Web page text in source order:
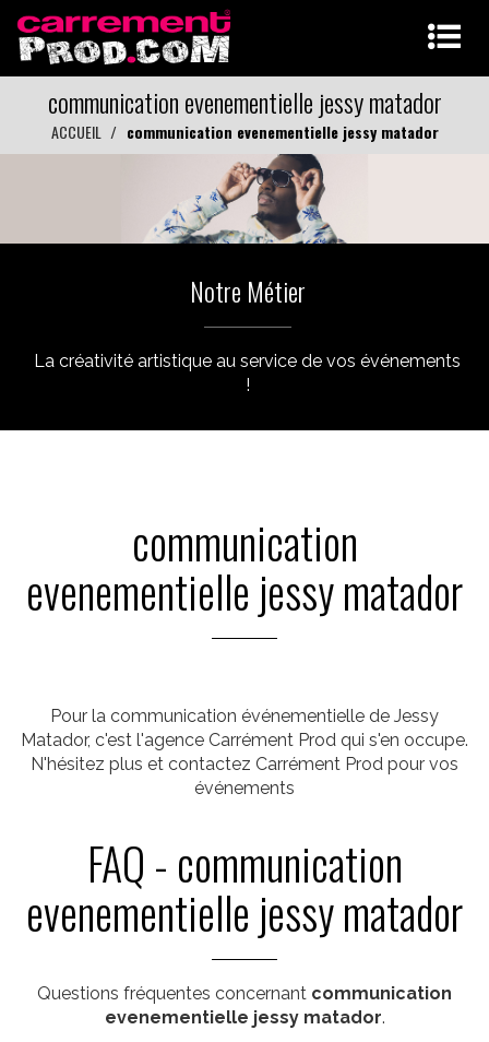
communication evenementielle jessy matador
ACCUEIL communication evenementielle jessy matador
Notre Métier
La créativité artistique au service de vos événements
!
communication
evenementielle jessy matador
Pour la communication événementielle de Jessy
Matador, c'est l'agence Carrément Prod qui s'en occupe.
N'hésitez plus et contactez Carrément Prod pour vos
événements
FAQ - communication
evenementielle jessy matador
Questions fréquentes concernant communication
evenementielle jessy matador.